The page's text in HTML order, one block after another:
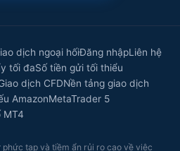
dịch ngoại hốiĐăng nhậpLiên hệ
tối đaSố tiền gửi tối thiểu
dịch CFDNền tảng giao dịch
AmazonMetaTrader 5
MT4
tạp và tiềm ẩn rủi ro cao về việc